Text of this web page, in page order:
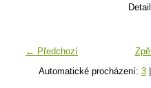
← Předchozí
Automatické procházení: 3 |